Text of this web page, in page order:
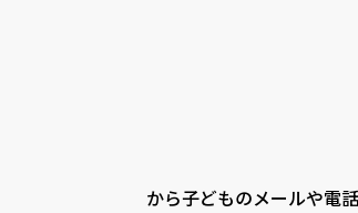
から子どものメールや電